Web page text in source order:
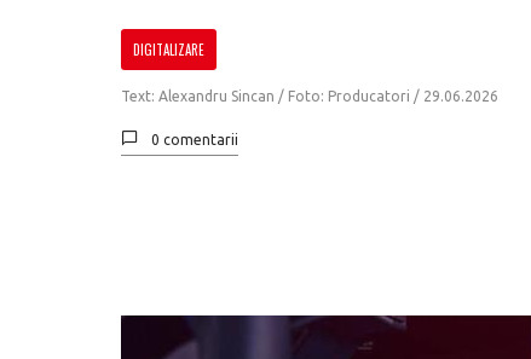
DIGITALIZARE
Text: Alexandru Sincan / Foto: Producatori / 29.06.2026
0 comentarii